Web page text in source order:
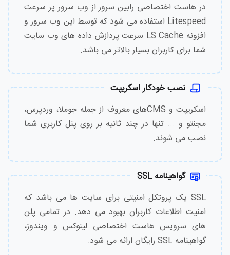
در هاست اختصاصی رابین سرور از وب سرور پر سرعت
Litespeed استفاده می شود که توسط این وب سرور و
افزونه LS Cache سرعت پردازش داده های وب سایت
شما برای کاربران بسیار بالاتر می باشد.
نصب خودکار اسکریپت
اسکریپت و CMSهای معروف از جمله جوملا، وردپرس،
مجنتو و ... تنها در چند ثانیه بر روی پنل کاربری شما
نصب می شوند.
گواهینامه SSL
SSL یک پروتکل امنیتی برای سایت ها می باشد که
امنیت اطلاعات کاربران بهبود می دهد. در تمامی پلن
های سرویس هاست اختصاصی لینوکس و ویندوز،
گواهینامه SSL رایگان ارائه می شود.